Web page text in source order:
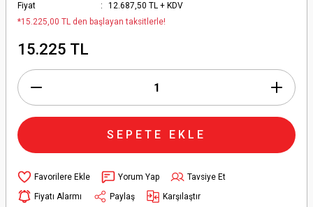
Fiyat
12.687,50 TL + KDV
*15.225,00 TL den başlayan taksitlerle!
15.225 TL
SEPETE EKLE
Yorum Yap
Tavsiye Et
Fiyatı Alarmı
Paylaş Karşılaştır